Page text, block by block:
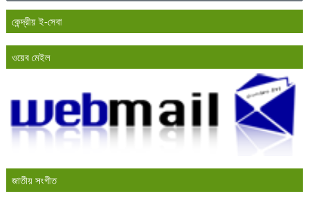
কেন্দ্রীয় ই-সেবা
ওয়েব মেইল
জাতীয় সংগীত